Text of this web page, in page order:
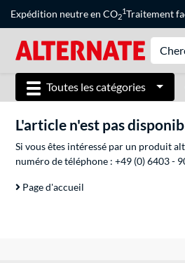
Expédition neutre en CO2
1Traitement
Toutes les catégories
L'article n'est pas
Si vous êtes intéressé par un produit
numéro de téléphone : +49 (0) 6403 -
Page d'accueil